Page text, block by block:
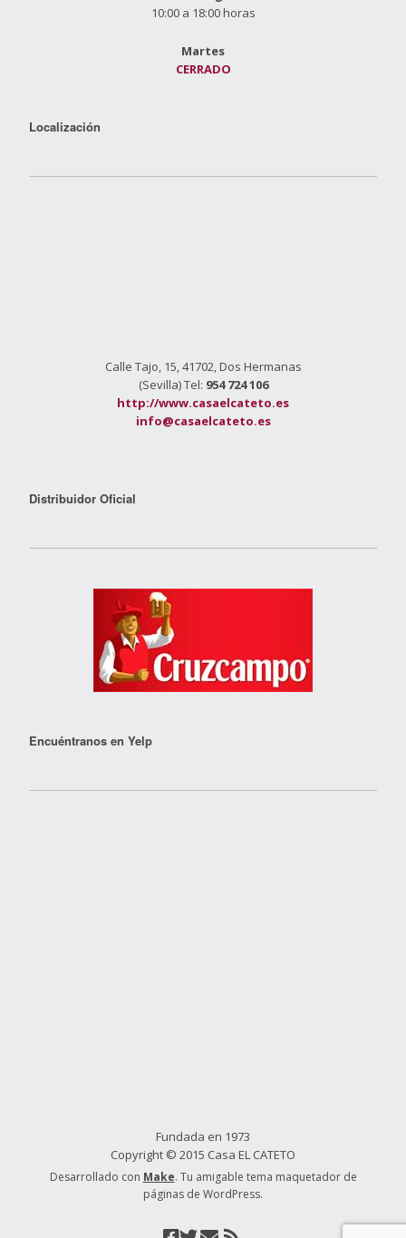
10:00 a 18:00 horas
Martes
CERRADO
Localización
Calle Tajo, 15, 41702, Dos Hermanas
(Sevilla) Tel: 954 724 106
http://www.casaelcateto.es
info@casaelcateto.es
Distribuidor Oficial
Encuéntranos en Yelp